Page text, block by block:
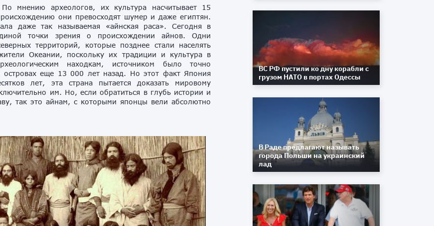
археологов, их культура насчитывает 15
они превосходят шумер и даже египтян.
даже так называемая «айнская раса». Сегодня в
точки зрения о происхождении айнов. Одни
территорий, которые позднее стали населять
Океании, поскольку их традиции и культура в
находкам, источником было точно
островах еще 13 000 лет назад. Но этот факт Япония
лет, эта страна пытается доказать мировому
им. Но, если обратиться в глубь истории и
так это айнам, с которыми японцы вели абсолютно
ВС РФ пустили ко дну корабли с
грузом НАТО в портах Одессы
В Раде предлагают называть
города Польши на украинский
лад